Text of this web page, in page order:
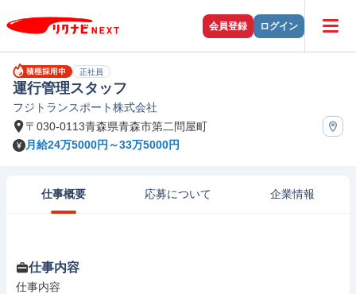
会員登録 ログイン
正社員
運行管理スタッフ
フジトランスポート株式会社
〒030-0113青森県青森市第二問屋町
月給24万5000円～33万5000円
仕事概要 応募について 企業情報
仕事内容
仕事内容